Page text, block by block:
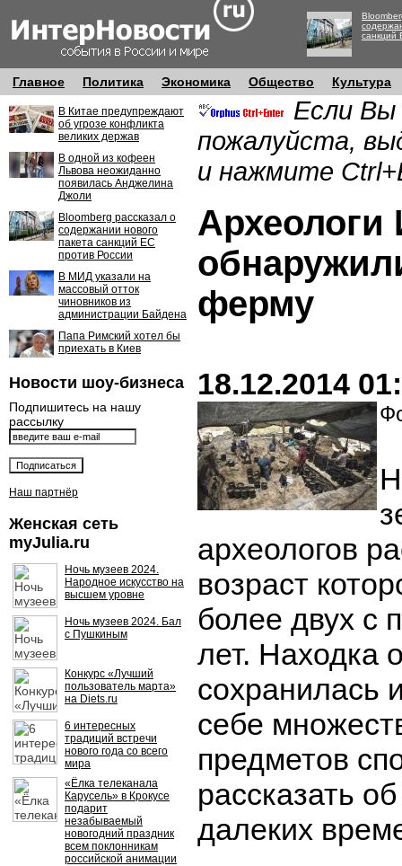
санкций
Главное Политика Экономика Общество Культура
В Китае предупреждают
об угрозе конфликта
великих держав
В одной из кофеен
Львова неожиданно
появилась Анджелина
Джоли
Bloomberg рассказал о
содержании нового
пакета санкций ЕС
против России
В МИД указали на
массовый отток
чиновников из
администрации Байдена
Папа Римский хотел бы
приехать в Киев
Новости шоу-бизнеса
Подпишитесь на нашу
рассылку
Наш партнёр
Женская сеть
myJulia.ru
Ночь музеев 2024.
Народное искусство на
высшем уровне
Ночь музеев 2024. Бал
с Пушкиным
Конкурс «Лучший
пользователь марта»
на Diets.ru
6 интересных
традиций встречи
нового года со всего
мира
«Ёлка телеканала
Карусель» в Крокусе
подарит
незабываемый
новогодний праздник
всем поклонникам
российской анимации
Если Вы
пожалуйста,
и нажмите
Археологи
ферму
18.12.2014
археологов
возраст
более двух с
лет. Находка
сохранилась
себе
предметов
рассказать
далеких